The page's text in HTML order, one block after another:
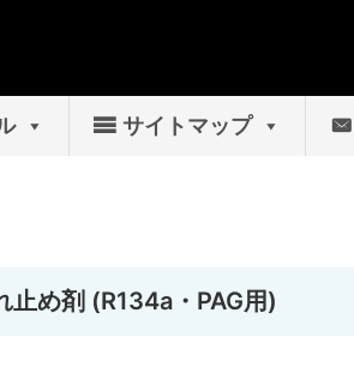
サイトマップ
止め剤 (R134a・PAG用)